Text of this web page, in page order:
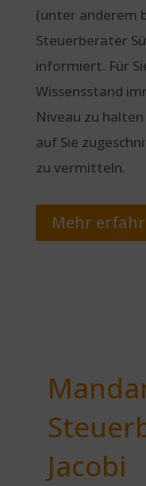
(unter anderem
Steuerberater
informiert. Für
Wissensstand
Niveau zu
auf Sie
zu vermitteln.
Mehr
Jacobi